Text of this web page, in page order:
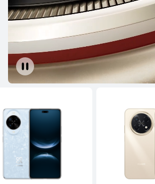
تعرّف على المزيد شراء
شراء